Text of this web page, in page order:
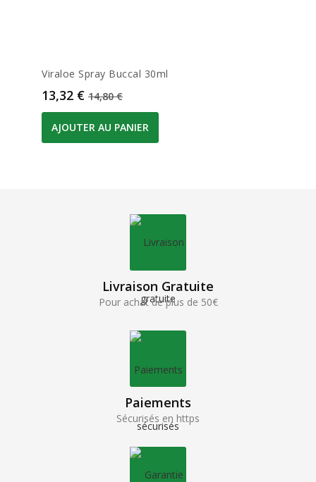
Viraloe Spray Buccal 30ml
Prix
13,32 € Prix de base
14,80 €
AJOUTER AU PANIER
Livraison Gratuite
Pour achat de plus de 50€
Paiements
Sécurisés en https